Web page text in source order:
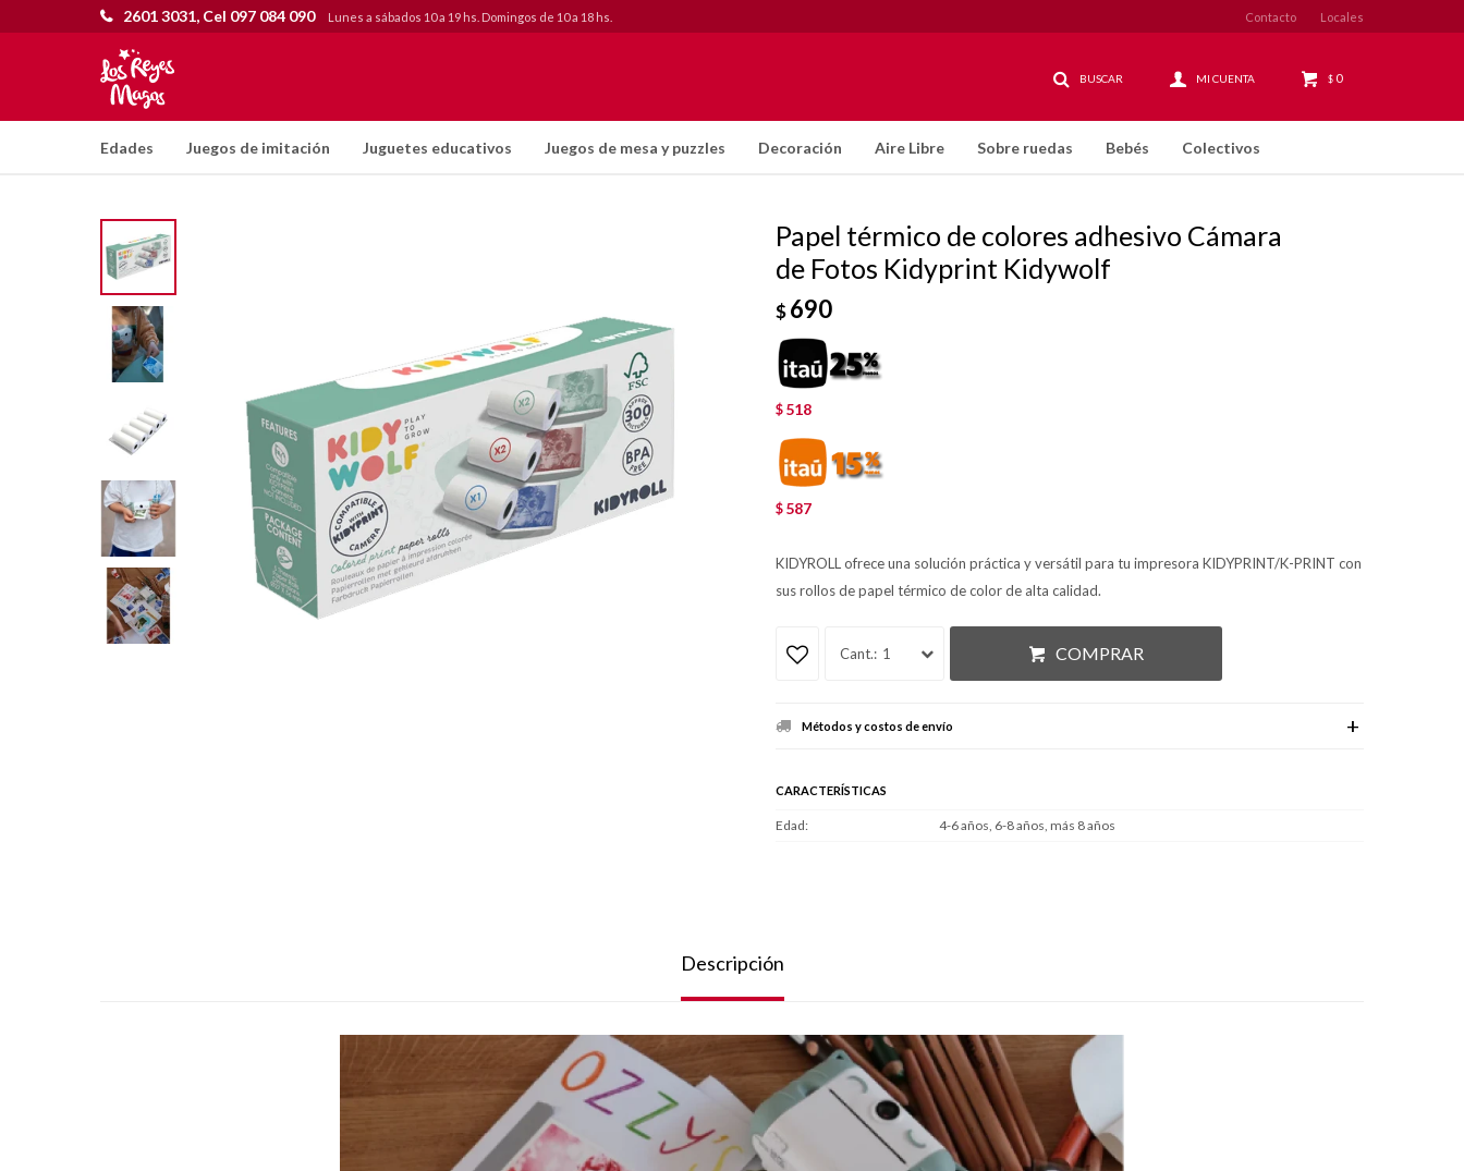
Edades Juegos de imitación Juguetes educativos Juegos de mesa y puzzles Decoración Aire Libre Sobre ruedas Bebés Colectivos
$ 0
2601 3031, Cel 097 084 090 Lunes a sábados 10 a 19 hs. Domingos de 10 a 18 hs. Contacto Locales
Papel térmico de colores adhesivo Cámara
de Fotos Kidyprint Kidywolf
$690
$ 518
$ 587
KIDYROLL ofrece una solución práctica y versátil para tu impresora KIDYPRINT/K-PRINT con
sus rollos de papel térmico de color de alta calidad.
1 COMPRAR
Métodos y costos de envío
CARACTERÍSTICAS
Edad 4-6 años, 6-8 años, más 8 años
Descripción